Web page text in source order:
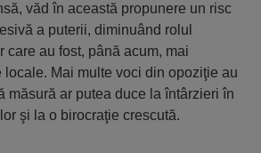
văd în această propunere un risc
a puterii, diminuând rolul
care au fost, până acum, mai
Mai multe voci din opoziţie au
măsură ar putea duce la întârzieri în
şi la o birocraţie crescută.